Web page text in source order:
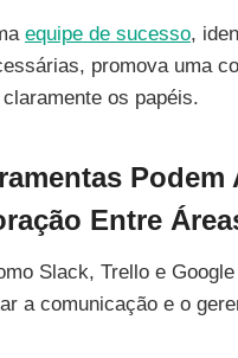
equipe de sucesso,
promova uma
os papéis.
Podem
Entre
Slack, Trello e
a comunicação e o